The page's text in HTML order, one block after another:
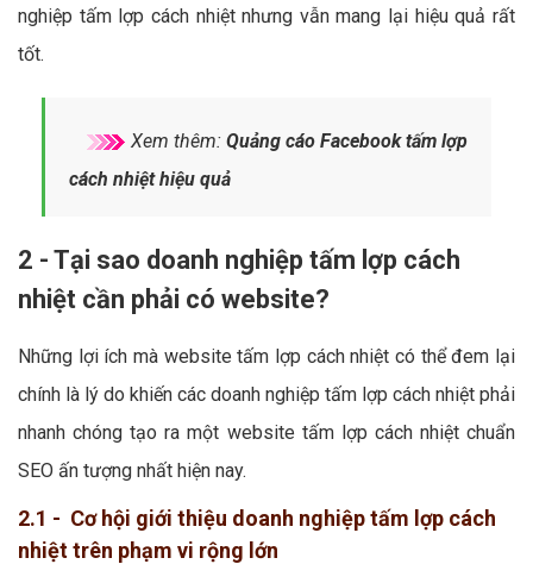
nghiệp tấm lợp cách nhiệt nhưng vẫn mang lại hiệu quả rất
tốt.
Xem thêm: Quảng cáo Facebook tấm lợp
cách nhiệt hiệu quả
2 - Tại sao doanh nghiệp tấm lợp cách
nhiệt cần phải có website?
Những lợi ích mà website tấm lợp cách nhiệt có thể đem lại
chính là lý do khiến các doanh nghiệp tấm lợp cách nhiệt phải
nhanh chóng tạo ra một website tấm lợp cách nhiệt chuẩn
SEO ấn tượng nhất hiện nay.
2.1 - Cơ hội giới thiệu doanh nghiệp tấm lợp cách
nhiệt trên phạm vi rộng lớn